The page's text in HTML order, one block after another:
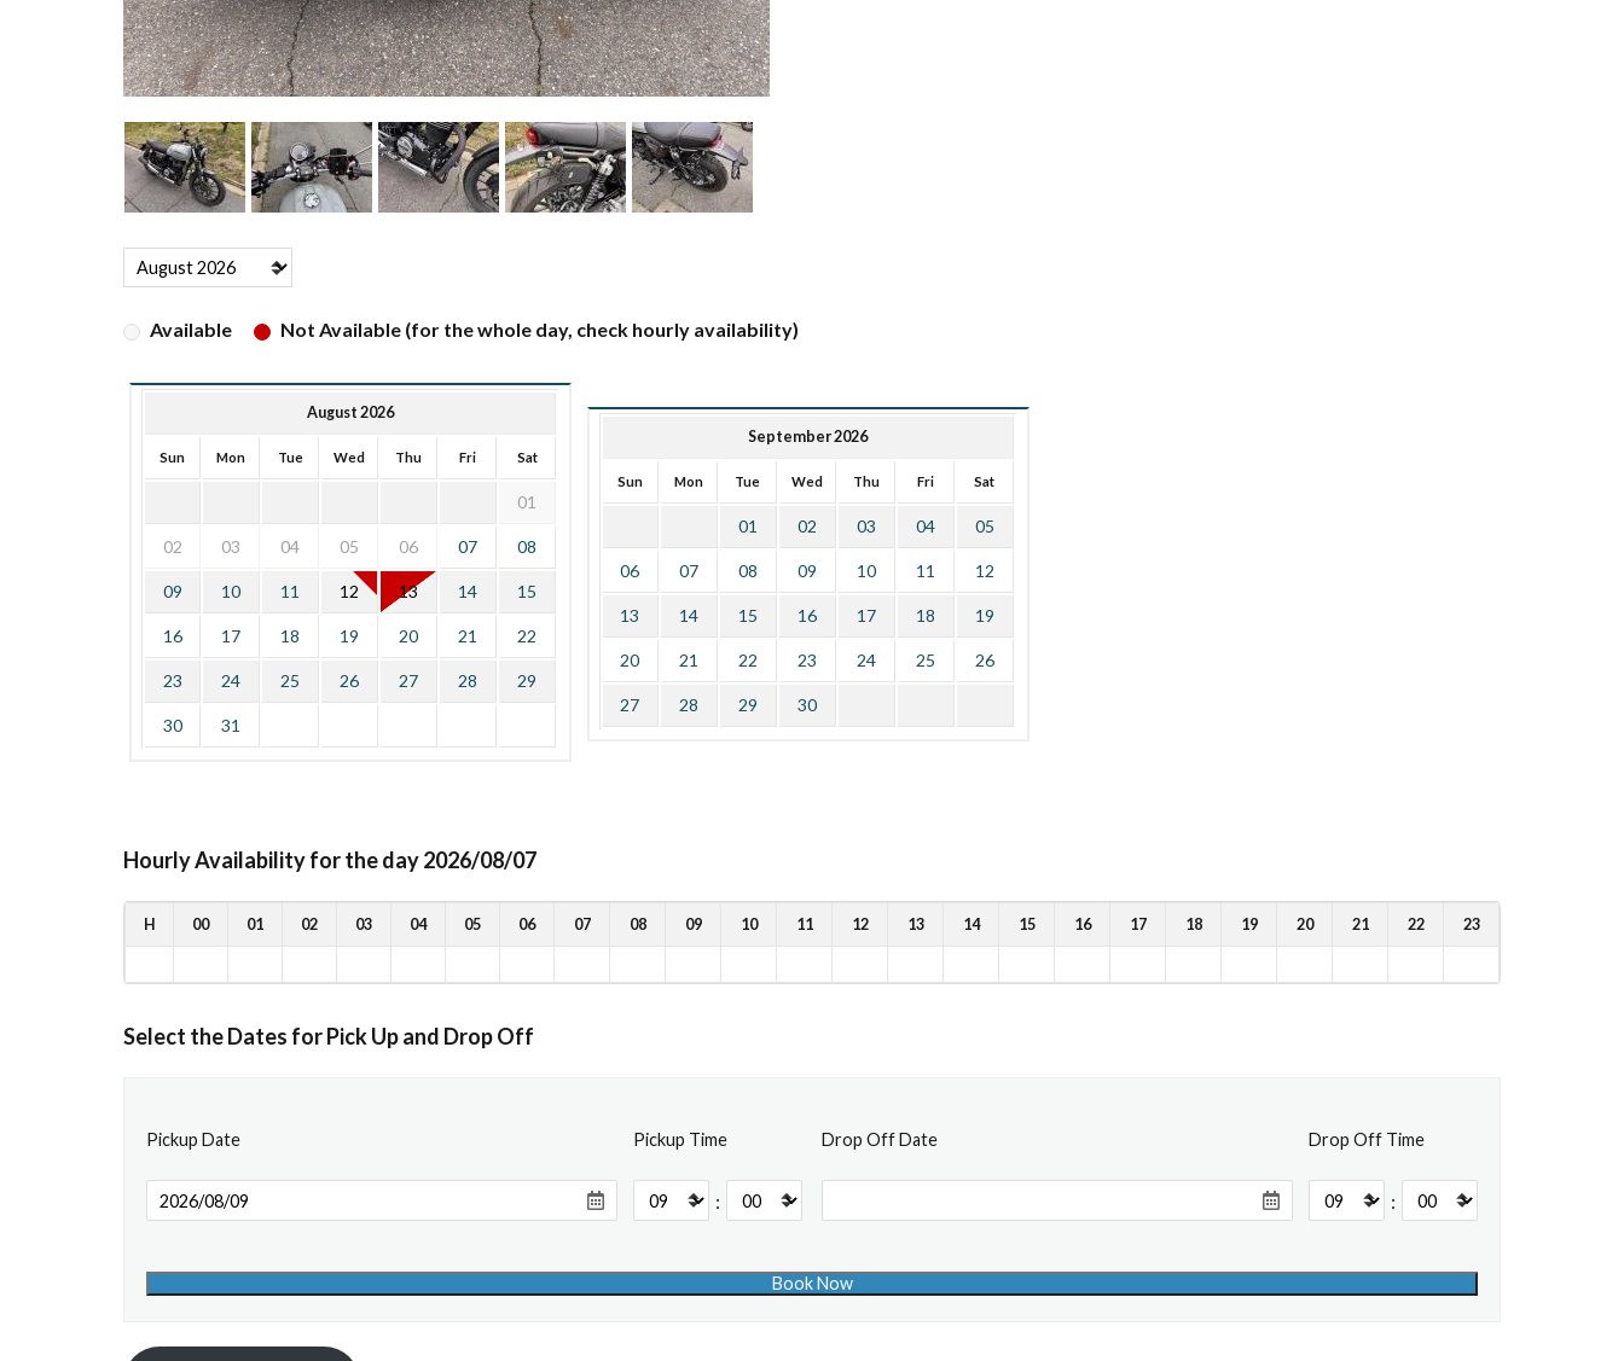
Available Not Available (for the whole day, check hourly availability)
August 2026
Sun Mon Tue Wed Thu Fri Sat
01
02 03 04 05 06 07 08
09 10 11 12 13 14 15
16 17 18 19 20 21 22
23 24 25 26 27 28 29
30 31
September 2026
Sun Mon Tue Wed Thu Fri Sat
01 02 03 04 05
06 07 08 09 10 11 12
13 14 15 16 17 18 19
20 21 22 23 24 25 26
27 28 29 30
Hourly Availability for the day 2026/08/07
H 00 01 02 03 04 05 06 07 08 09 10 11 12 13 14 15 16 17 18 19 20 21 22 23
Select the Dates for Pick Up and Drop Off
Pickup Date Pickup Time
:
Drop Off Date Drop Off Time
: